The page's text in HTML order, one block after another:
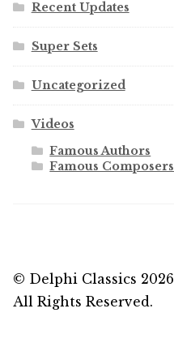
Recent Updates
Super Sets
Uncategorized
Videos
Famous Authors
Famous Composers
© Delphi Classics 2026
All Rights Reserved.